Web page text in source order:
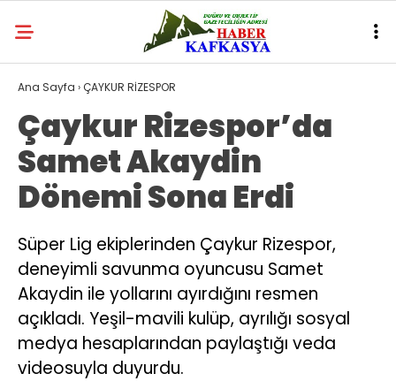
Ana Sayfa ›ÇAYKUR RİZESPOR
Çaykur Rizespor’da
Samet Akaydin
Dönemi Sona Erdi
Süper Lig ekiplerinden Çaykur Rizespor,
deneyimli savunma oyuncusu Samet
Akaydin ile yollarını ayırdığını resmen
açıkladı. Yeşil-mavili kulüp, ayrılığı sosyal
medya hesaplarından paylaştığı veda
videosuyla duyurdu.